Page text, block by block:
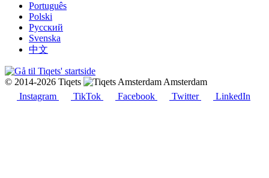
Português
Polski
Русский
Svenska
中文
© 2014-2026 Tiqets
Amsterdam
Instagram
TikTok Facebook Twitter LinkedIn